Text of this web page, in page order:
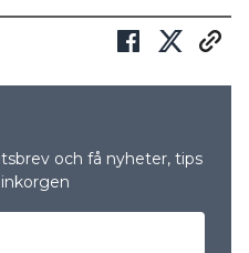
och få nyheter, tips